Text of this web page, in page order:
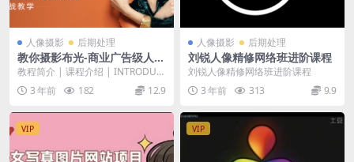
人像摄影 后期处理
教你摄影布光-商业广告级人像
布光原理教程
教程简介 | 课程介绍 | INTRODUC
TION | 对摄影而言，用光毫无疑...
3 年前 182 12.9
人像摄影 后期处理
刘锐人像精修网络班进阶课程
刘锐人像精修网络班进阶课程
3 年前
313 9.9
VIP VIP